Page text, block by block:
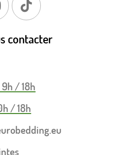
contacter
/ 18h
/ 18h